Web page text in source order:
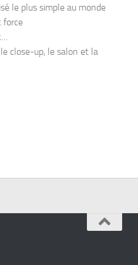
le plus simple au monde
force
close-up, le salon et la